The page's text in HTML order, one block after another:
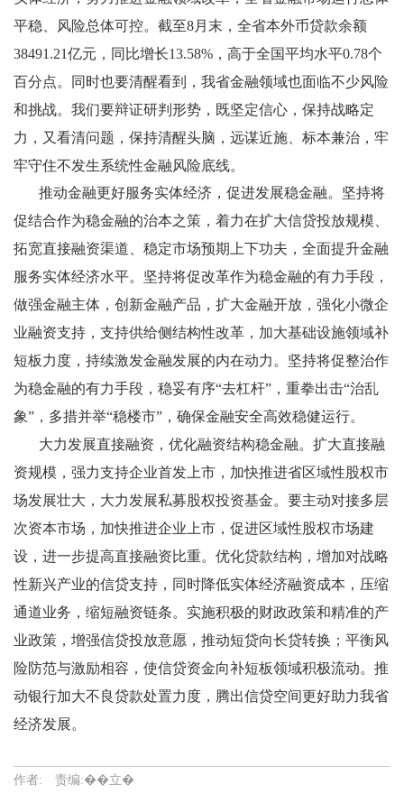
平稳、风险总体可控。截至8月末，全省本外币贷款余额
38491.21亿元，同比增长13.58%，高于全国平均水平0.78个
百分点。同时也要清醒看到，我省金融领域也面临不少风险
和挑战。我们要辩证研判形势，既坚定信心，保持战略定
力，又看清问题，保持清醒头脑，远谋近施、标本兼治，牢
牢守住不发生系统性金融风险底线。
推动金融更好服务实体经济，促进发展稳金融。坚持将
促结合作为稳金融的治本之策，着力在扩大信贷投放规模、
拓宽直接融资渠道、稳定市场预期上下功夫，全面提升金融
服务实体经济水平。坚持将促改革作为稳金融的有力手段，
做强金融主体，创新金融产品，扩大金融开放，强化小微企
业融资支持，支持供给侧结构性改革，加大基础设施领域补
短板力度，持续激发金融发展的内在动力。坚持将促整治作
为稳金融的有力手段，稳妥有序“去杠杆”，重拳出击“治乱
象”，多措并举“稳楼市”，确保金融安全高效稳健运行。
大力发展直接融资，优化融资结构稳金融。扩大直接融
资规模，强力支持企业首发上市，加快推进省区域性股权市
场发展壮大，大力发展私募股权投资基金。要主动对接多层
次资本市场，加快推进企业上市，促进区域性股权市场建
设，进一步提高直接融资比重。优化贷款结构，增加对战略
性新兴产业的信贷支持，同时降低实体经济融资成本，压缩
通道业务，缩短融资链条。实施积极的财政政策和精准的产
业政策，增强信贷投放意愿，推动短贷向长贷转换；平衡风
险防范与激励相容，使信贷资金向补短板领域积极流动。推
动银行加大不良贷款处置力度，腾出信贷空间更好助力我省
经济发展。
作者: 责编:��立�